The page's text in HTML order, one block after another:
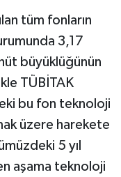
tüm fonların
3,17
büyüklüğünün
TÜBİTAK
bu fon teknoloji
üzere harekete
5 yıl
aşama teknoloji